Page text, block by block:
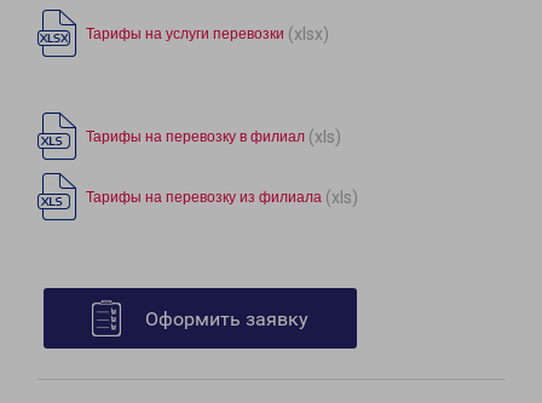
Тарифы на услуги перевозки (xlsx)
Тарифы на перевозку в филиал (xls)
Тарифы на перевозку из филиала (xls)
Оформить заявку